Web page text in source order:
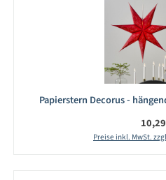
Papierstern Decorus -
Preise inkl. MwSt.